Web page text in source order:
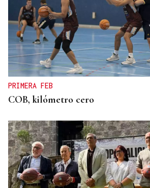
PRIMERA FEB
COB, kilómetro cero